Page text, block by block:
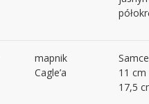
mapnik
Cagle’a
11
17,5